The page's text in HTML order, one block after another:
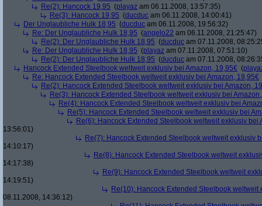
Re(2): Hancock 19,95 (playaz am 06.11.2008, 13:57:35)
Re(3): Hancock 19,95 (ducduc am 06.11.2008, 14:00:41)
Der Unglaubliche Hulk 18,95 (ducduc am 06.11.2008, 19:56:32)
Re: Der Unglaubliche Hulk 18,95 (angelo22 am 06.11.2008, 21:25:47)
Re(2): Der Unglaubliche Hulk 18,95 (ducduc am 07.11.2008,
Re: Der Unglaubliche Hulk 18,95 (playaz am 07.11.2008, 07:51:10)
Re(2): Der Unglaubliche Hulk 18,95 (ducduc am 07.11.2008,
Hancock Extended Steelbook weltweit exklusiv bei Amazon, 19,95€ (
Re: Hancock Extended Steelbook weltweit exklusiv bei Amazon, 19,95€
Re(2): Hancock Extended Steelbook weltweit exklusiv bei Amazon,
Re(3): Hancock Extended Steelbook weltweit exklusiv bei
Re(4): Hancock Extended Steelbook weltweit exklusiv bei
Re(5): Hancock Extended Steelbook weltweit exklusiv bei
Re(6): Hancock Extended Steelbook weltweit exklusiv bei
13:56:01)
Re(7): Hancock Extended Steelbook weltweit exklusiv
14:10:17)
Re(8): Hancock Extended Steelbook weltweit
14:17:38)
Re(9): Hancock Extended Steelbook weltweit
14:19:51)
Re(10): Hancock Extended Steelbook weltweit
08.11.2008, 14:36:12)